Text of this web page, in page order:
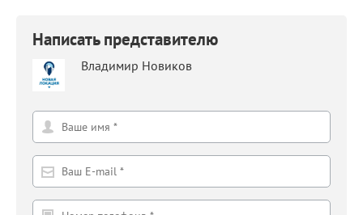
Написать представителю
Владимир Новиков